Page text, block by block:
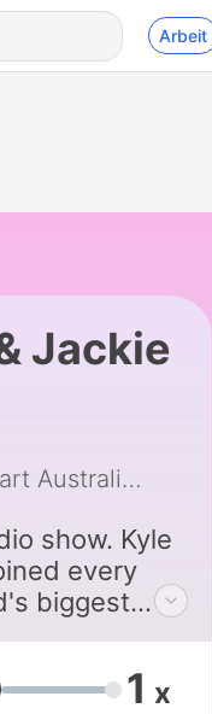
Arbeit
Jackie
KIIS and iHeart Australia
show. Kyle
every
biggest
for your
Lautstärke 1 x